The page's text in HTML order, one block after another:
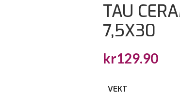
TAU
7,5X30
kr129.90
VEKT